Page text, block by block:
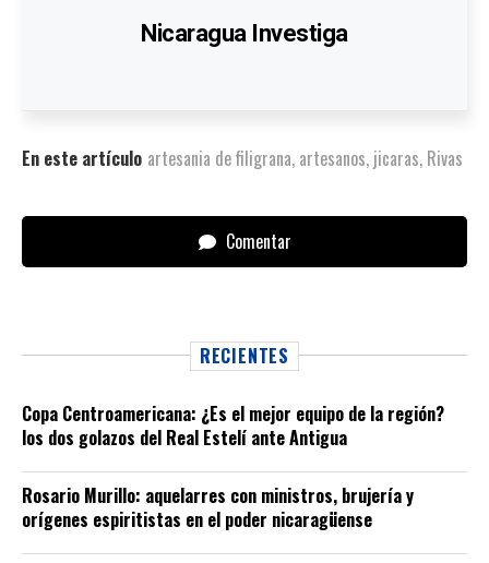
Nicaragua Investiga
En este artículo artesania de filigrana, artesanos, jicaras, Rivas
Comentar
RECIENTES
Copa Centroamericana: ¿Es el mejor equipo de la región?
los dos golazos del Real Estelí ante Antigua
Rosario Murillo: aquelarres con ministros, brujería y
orígenes espiritistas en el poder nicaragüense